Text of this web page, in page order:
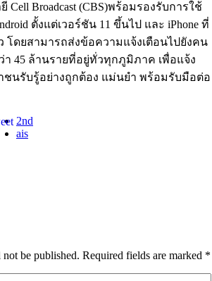
Broadcast (CBS)พร้อมรองรับการใช้
ตั้งแต่เวอร์ชัน 11 ขึ้นไป และ iPhone ที่
โดยสามารถส่งข้อความแจ้งเตือนไปยังคน
า 45 ล้านรายที่อยู่ทั่วทุกภูมิภาค เพื่อแจ้ง
นรับรู้อย่างถูกต้อง แม่นยำ พร้อมรับมือต่อ
2nd
ais
be published. Required fields are marked *